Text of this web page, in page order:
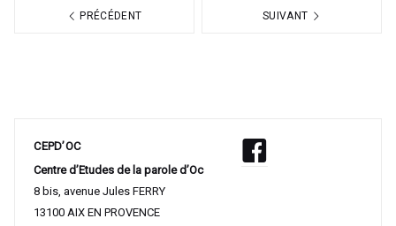
PRÉCÉDENT SUIVANT
CEPD’OC
Centre d’Etudes de la parole d’Oc
8 bis, avenue Jules FERRY
13100 AIX EN PROVENCE